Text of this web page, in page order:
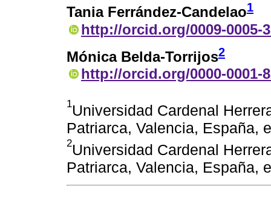
Tania Ferrández-Candelao1
http://orcid.org/0009-0005-
Mónica Belda-Torrijos2
http://orcid.org/0000-0001-
1Universidad Cardenal
Patriarca, Valencia, España,
2Universidad Cardenal
Patriarca, Valencia, España,